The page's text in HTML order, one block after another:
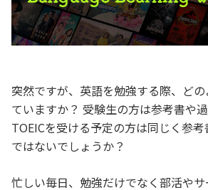
突然ですが、英語を勉強する際、ど
ていますか？ 受験生の方は参考書や
TOEICを受ける予定の方は同じく参
ではないでしょうか？
忙しい毎日、勉強だけでなく部活や